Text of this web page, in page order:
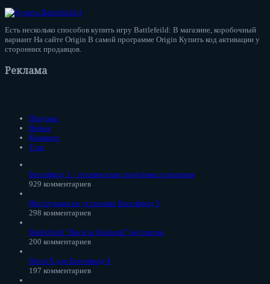
Есть несколько способов купить игру Battlefeild: В магазине, коробочный
вариант На сайте Origin В самой программе Origin Купить код активации у
сторонних продавцов.
Реклама
Популяр.
Новые
Коммент.
Тэги
Бателфилд 3 – технические проблемы и решения
929 комментариев
Инструкция по установке Бателфилд 3
298 комментариев
Battlefield “Back to Karkand” бесплатно
200 комментариев
DirectX для Бателфилд 4
197 комментариев